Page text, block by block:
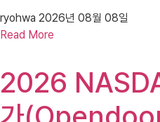
ryohwa 2026년 08월 08일
Read More
2026